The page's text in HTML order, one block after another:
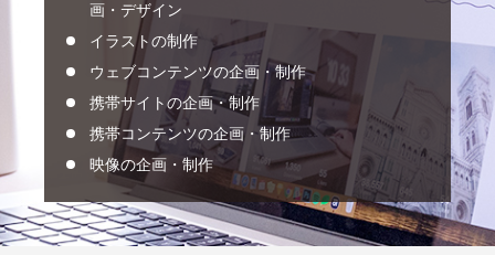
画・デザイン
イラストの制作
ウェブコンテンツの企画・制作
携帯サイトの企画・制作
携帯コンテンツの企画・制作
映像の企画・制作